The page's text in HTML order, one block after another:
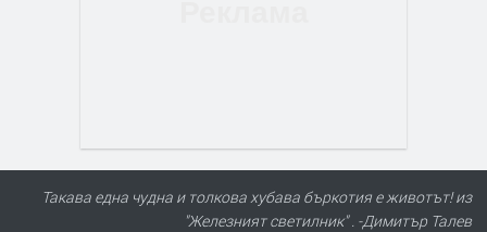
Такава една чудна и толкова хубава бъркотия е животът! из
"Железният светилник" . -Димитър Талев